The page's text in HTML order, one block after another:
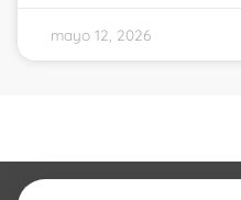
mayo 12, 2026